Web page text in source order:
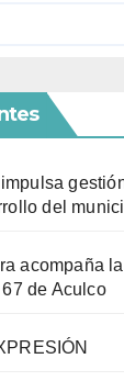
del
acompaña
de Aculco